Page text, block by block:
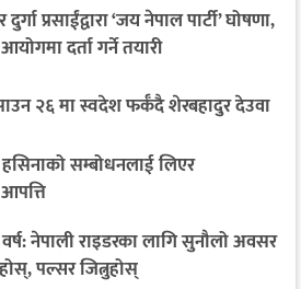
प्रसाईंद्वारा ‘जय नेपाल पार्टी’ घोषणा,
दर्ता गर्ने तयारी
२६ मा स्वदेश फर्कँदै शेरबहादुर देउवा
सम्बोधनलाई लिएर
नेपाली राइडरका लागि सुनौलो अवसर
पल्सर जित्नुहोस्